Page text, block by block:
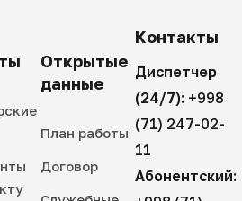
Открытые
данные
План работы
Договор
Контакты
Диспетчер
(24/7): +998
(71) 247-02-
11
Абонентский: